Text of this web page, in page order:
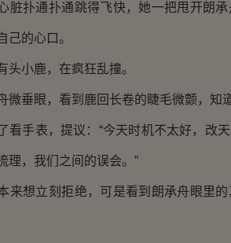
扑通扑通跳得飞快，她一把甩开朗承
己的心口。
小鹿，在疯狂乱撞。
垂眼，看到鹿回长卷的睫毛微颤，知道
手表，提议：“今天时机不太好，改天
理，我们之间的误会。”
想立刻拒绝，可是看到朗承舟眼里的